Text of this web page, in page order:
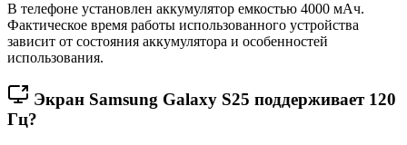
В телефоне установлен аккумулятор емкостью 4000 мАч.
Фактическое время работы использованного устройства
зависит от состояния аккумулятора и особенностей
использования.
Экран Samsung Galaxy S25 поддерживает 120
Гц?